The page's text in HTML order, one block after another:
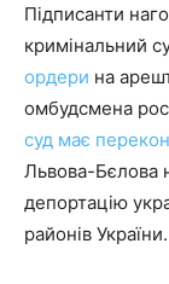
Підписанти
кримінальний
ордери на
омбудсмена
суд має
Львова-Бєлова
депортацію
районів України.